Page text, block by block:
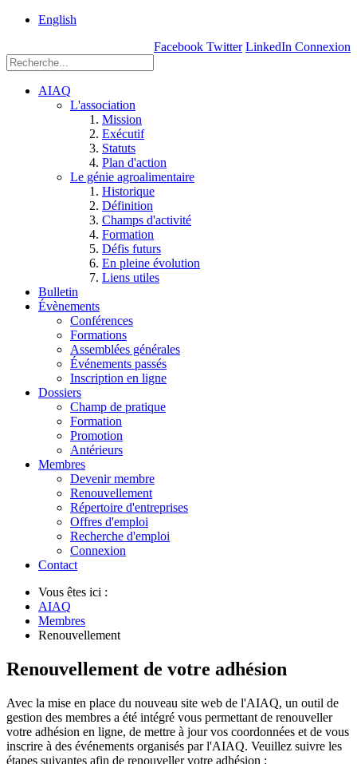
English
Facebook Twitter LinkedIn Connexion
AIAQ
L'association
Mission
Exécutif
Statuts
Plan d'action
Le génie agroalimentaire
Historique
Définition
Champs d'activité
Formation
Défis futurs
En pleine évolution
Liens utiles
Bulletin
Évènements
Conférences
Formations
Assemblées générales
Événements passés
Inscription en ligne
Dossiers
Champ de pratique
Formation
Promotion
Antérieurs
Membres
Devenir membre
Renouvellement
Répertoire d'entreprises
Offres d'emploi
Recherche d'emploi
Connexion
Contact
Vous êtes ici :
AIAQ
Membres
Renouvellement
Renouvellement de votre adhésion
Avec la mise en place du nouveau site web de l'AIAQ, un outil de
gestion des membres a été intégré vous permettant de renouveller
votre adhésion en ligne, de mettre à jour vos coordonnées et de vous
inscrire à des événements organisés par l'AIAQ. Veuillez suivre les
étapes suivantes afin de renouveller votre adhésion :
Einstein, Québec
G1P